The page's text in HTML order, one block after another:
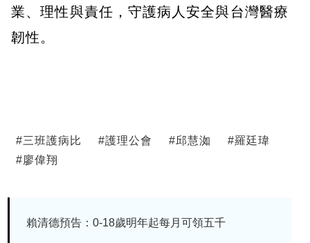
業、理性與責任，守護病人安全與台灣醫療
韌性。
#三班護病比 #護理公會 #邱慧洳 #羅廷瑋
# 廖偉翔
賴清德預告：0-18歲明年起每月可領五千